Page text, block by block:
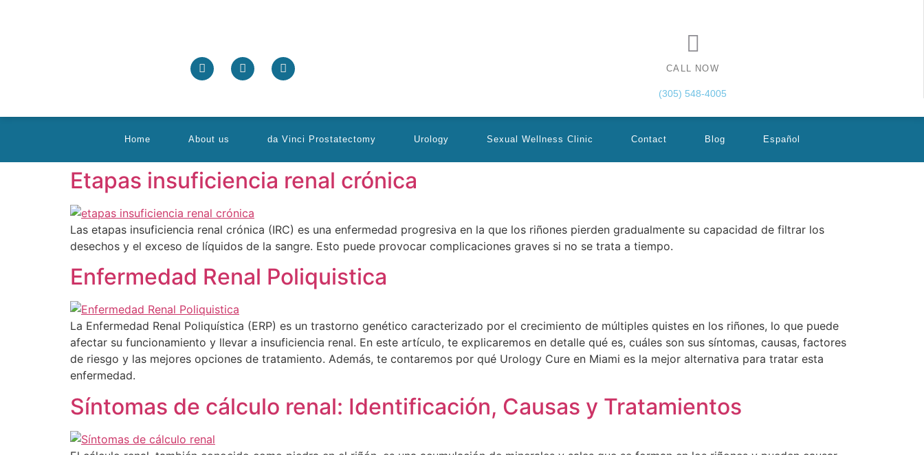
CALL NOW
(305) 548-4005
Home About us da Vinci Prostatectomy Urology Sexual Wellness Clinic Contact Blog Español
Etapas insuficiencia renal crónica
Las etapas insuficiencia renal crónica (IRC) es una enfermedad progresiva en la que los riñones pierden gradualmente su capacidad de filtrar los
desechos y el exceso de líquidos de la sangre. Esto puede provocar complicaciones graves si no se trata a tiempo.
Enfermedad Renal Poliquistica​
La Enfermedad Renal Poliquística (ERP) es un trastorno genético caracterizado por el crecimiento de múltiples quistes en los riñones, lo que puede
afectar su funcionamiento y llevar a insuficiencia renal. En este artículo, te explicaremos en detalle qué es, cuáles son sus síntomas, causas, factores
de riesgo y las mejores opciones de tratamiento. Además, te contaremos por qué Urology Cure en Miami es la mejor alternativa para tratar esta
enfermedad.
Síntomas de cálculo renal​: Identificación, Causas y Tratamientos